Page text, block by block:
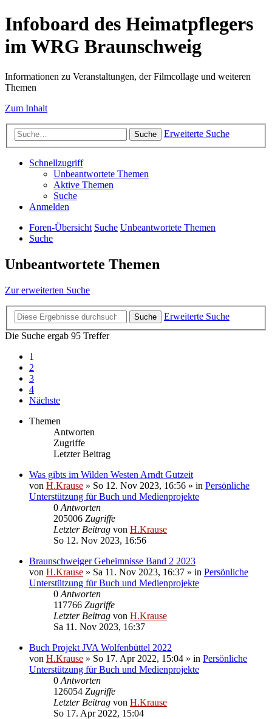
Infoboard des Heimatpflegers
im WRG Braunschweig
Informationen zu Veranstaltungen, der Filmcollage und weiteren
Themen
Zum Inhalt
Suche Erweiterte Suche
Schnellzugriff
Unbeantwortete Themen
Aktive Themen
Suche
Anmelden
Foren-Übersicht Suche Unbeantwortete Themen
Suche
Unbeantwortete Themen
Zur erweiterten Suche
Suche
Erweiterte Suche
Die Suche ergab 95 Treffer
1
2
3
4
Nächste
Themen
Antworten
Zugriffe
Letzter Beitrag
Was gibts im Wilden Westen Arndt Gutzeit
von H.Krause » So 12. Nov 2023, 16:56 » in Persönliche
Unterstützung für Buch und Medienprojekte
0 Antworten
205006 Zugriffe
Letzter Beitrag von H.Krause
So 12. Nov 2023, 16:56
Braunschweiger Geheimnisse Band 2 2023
von H.Krause » Sa 11. Nov 2023, 16:37 » in Persönliche
Unterstützung für Buch und Medienprojekte
0 Antworten
117766 Zugriffe
Letzter Beitrag von H.Krause
Sa 11. Nov 2023, 16:37
Buch Projekt JVA Wolfenbüttel 2022
von H.Krause » So 17. Apr 2022, 15:04 » in Persönliche
Unterstützung für Buch und Medienprojekte
0 Antworten
126054 Zugriffe
Letzter Beitrag von H.Krause
So 17. Apr 2022, 15:04